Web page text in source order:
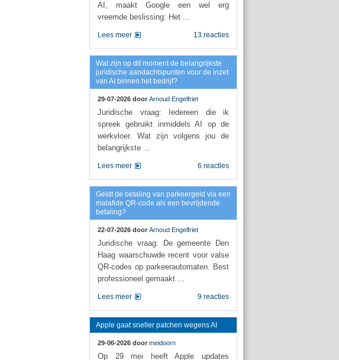
AI, maakt Google een wel erg
vreemde beslissing: Het ...
13 reacties
Lees meer
Wat zijn op dit moment de belangrijkste
juridische aandachtspunten voor de inzet
van AI binnen het bedrijf?
29-07-2026 door Arnoud Engelfriet
Juridische vraag: Iedereen die ik
spreek gebruikt inmiddels AI op de
werkvloer. Wat zijn volgens jou de
belangrijkste ...
6 reacties
Lees meer
Geldt de betaling van parkeergeld via een
malafide QR-code als een bevrijdende
betaling?
22-07-2026 door Arnoud Engelfriet
Juridische vraag: De gemeente Den
Haag waarschuwde recent voor valse
QR-codes op parkeerautomaten. Best
professioneel gemaakt ...
9 reacties
Lees meer
Apple gaat sneller patchen wegens AI
29-06-2026 door meidoorn
Op 29 mei heeft Apple updates